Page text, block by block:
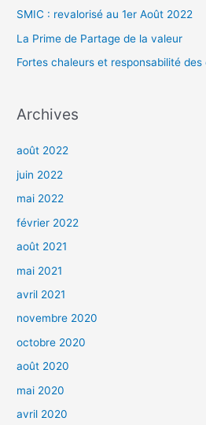
h
SMIC : revalorisé au 1er Août 2022
La Prime de Partage de la valeur
Fortes chaleurs et responsabilité des
Archives
août 2022
juin 2022
mai 2022
février 2022
août 2021
mai 2021
avril 2021
novembre 2020
octobre 2020
août 2020
mai 2020
avril 2020